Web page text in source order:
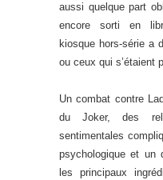
aussi quelque part
encore sorti en
kiosque hors-série a
ou ceux qui s’étaient
Un combat contre
du Joker, des
sentimentales
psychologique et un
les principaux